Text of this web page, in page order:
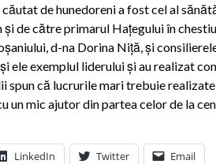
de hunedoreni a fost cel al
şi de către primarul Haţegului în
d-na Dorina Niţă, şi
ele exemplul liderului şi au realizat
că lucrurile mari trebuie realizate
un mic ajutor din partea celor de la
LinkedIn Twitter Email